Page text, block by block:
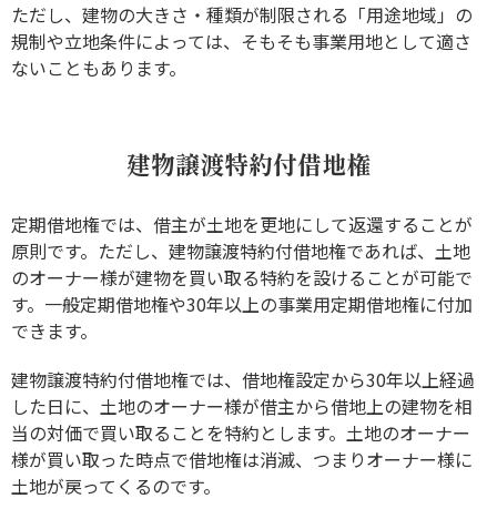
ただし、建物の大きさ・種類が制限される「用途地域」の
規制や立地条件によっては、そもそも事業用地として適さ
ないこともあります。
建物譲渡特約付借地権
定期借地権では、借主が土地を更地にして返還することが
原則です。ただし、建物譲渡特約付借地権であれば、土地
のオーナー様が建物を買い取る特約を設けることが可能で
す。一般定期借地権や30年以上の事業用定期借地権に付加
できます。
建物譲渡特約付借地権では、借地権設定から30年以上経過
した日に、土地のオーナー様が借主から借地上の建物を相
当の対価で買い取ることを特約とします。土地のオーナー
様が買い取った時点で借地権は消滅、つまりオーナー様に
土地が戻ってくるのです。